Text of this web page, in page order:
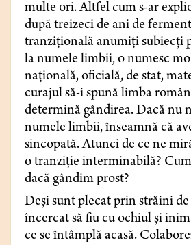
multe ori. Altfel cum s-ar
după treizeci de ani de
tranzițională anumiți subiecți
la numele limbii, o numesc
națională, oficială, de stat,
curajul să-i spună limba
determină gândirea. Dacă nu
numele limbii, înseamnă că
sincopată. Atunci de ce ne
o tranziție interminabilă?
dacă gândim prost?
Deși sunt plecat prin străini
încercat să fiu cu ochiul și
ce se întâmplă acasă.